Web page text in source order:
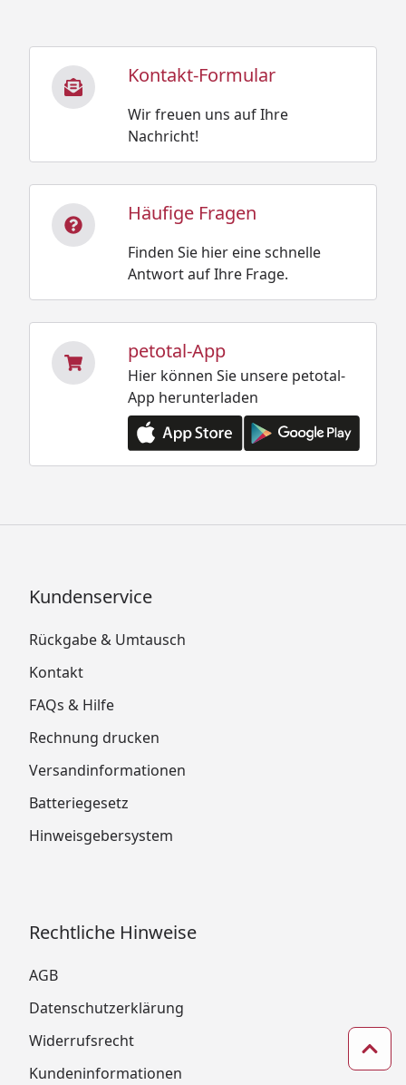
Kontakt-Formular
Wir freuen uns auf Ihre
Nachricht!
Häufige Fragen
Finden Sie hier eine schnelle
Antwort auf Ihre Frage.
petotal-App
Hier können Sie unsere petotal-
App herunterladen
Kundenservice
Rückgabe & Umtausch
Kontakt
FAQs & Hilfe
Rechnung drucken
Versandinformationen
Batteriegesetz
Hinweisgebersystem
Rechtliche Hinweise
AGB
Datenschutzerklärung
Widerrufsrecht
Kundeninformationen